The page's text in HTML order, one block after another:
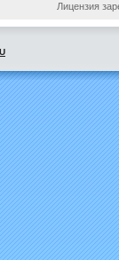
Лицензия